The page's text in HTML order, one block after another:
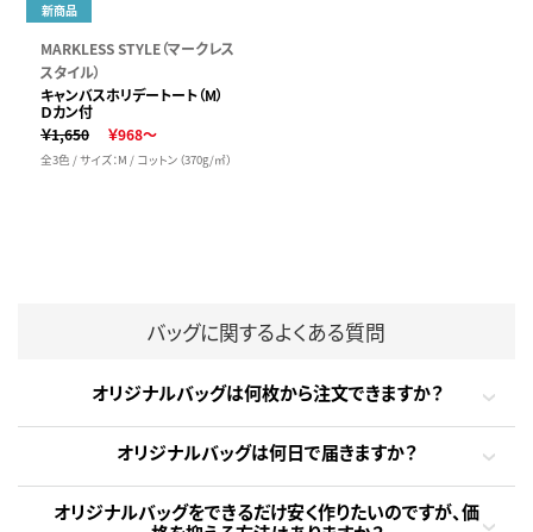
新商品
MARKLESS STYLE（マークレス
スタイル）
キャンバスホリデートート（M）
Ｄカン付
￥1,650
￥968～
全3色 / サイズ：M / コットン（370g/㎡）
バッグに関するよくある質問
オリジナルバッグは何枚から注文できますか？
オリジナルバッグは何日で届きますか？
オリジナルバッグをできるだけ安く作りたいのですが、価